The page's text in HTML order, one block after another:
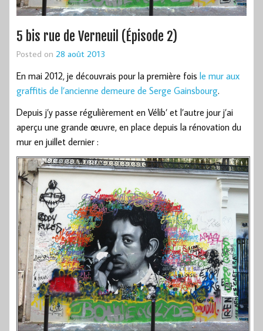
5 bis rue de Verneuil (Épisode 2)
Posted on 28 août 2013
En mai 2012, je découvrais pour la première fois le mur aux
graffitis de l’ancienne demeure de Serge Gainsbourg.
Depuis j’y passe régulièrement en Vélib’ et l’autre jour j’ai
aperçu une grande œuvre, en place depuis la rénovation du
mur en juillet dernier :